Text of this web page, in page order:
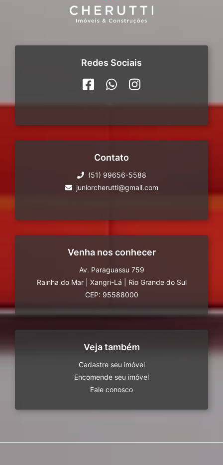
Redes Sociais
Contato
(51) 99656-5588
juniorcherutti@gmail.com
Venha nos conhecer
Av. Paraguassu 759
Rainha do Mar
Xangri-Lá
Rio Grande do Sul
CEP: 95588000
Veja também
Cadastre seu imóvel
Encomende seu imóvel
Fale conosco